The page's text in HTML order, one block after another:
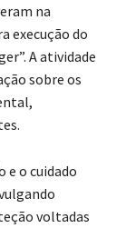
na
execução do
A atividade
sobre os
e o cuidado
voltadas